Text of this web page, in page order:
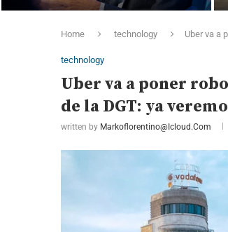
Home technology Uber va a
technology
Uber va a poner
de la DGT: ya
written by Markoflorentino@icloud.com